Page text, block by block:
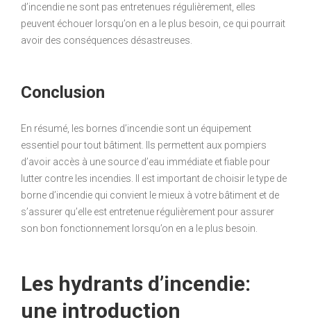
d’incendie ne sont pas entretenues régulièrement, elles
peuvent échouer lorsqu’on en a le plus besoin, ce qui pourrait
avoir des conséquences désastreuses.
Conclusion
En résumé, les bornes d’incendie sont un équipement
essentiel pour tout bâtiment. Ils permettent aux pompiers
d’avoir accès à une source d’eau immédiate et fiable pour
lutter contre les incendies. Il est important de choisir le type de
borne d’incendie qui convient le mieux à votre bâtiment et de
s’assurer qu’elle est entretenue régulièrement pour assurer
son bon fonctionnement lorsqu’on en a le plus besoin.
Les hydrants d’incendie:
une introduction